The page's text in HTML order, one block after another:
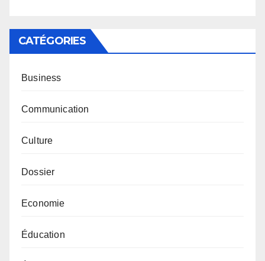
CATÉGORIES
Business
Communication
Culture
Dossier
Economie
Éducation